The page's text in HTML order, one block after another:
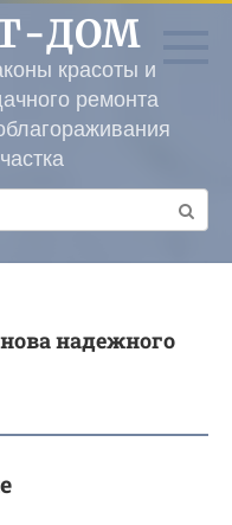
ДОМ
красоты и
ремонта
надежного